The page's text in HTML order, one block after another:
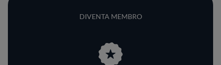
DIVENTA MEMBRO